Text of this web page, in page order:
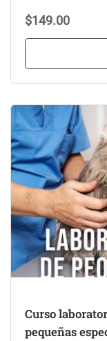
$149.00
Curso
pequeñas